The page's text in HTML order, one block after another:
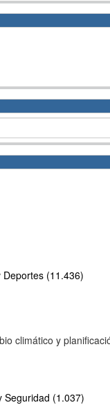
(11.436)
climático y
Seguridad (1.037)